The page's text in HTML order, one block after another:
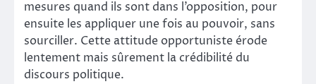
mesures quand ils sont dans l’opposition, pour
ensuite les appliquer une fois au pouvoir, sans
sourciller. Cette attitude opportuniste érode
lentement mais sûrement la crédibilité du
discours politique.